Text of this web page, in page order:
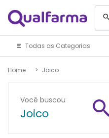
Todas as Categorias
Home Joico
Você buscou
Joico